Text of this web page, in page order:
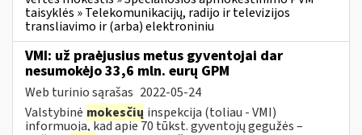
taisyklės » Telekomunikacijų, radijo ir televizijos
transliavimo ir (arba) elektroniniu
VMI: už praėjusius metus gyventojai dar
nesumokėjo 33,6 mln. eurų GPM
Web turinio sąrašas 2022-05-24
Valstybinė mokesčių inspekcija (toliau - VMI)
informuoja, kad apie 70 tūkst. gyventojų gegužės –